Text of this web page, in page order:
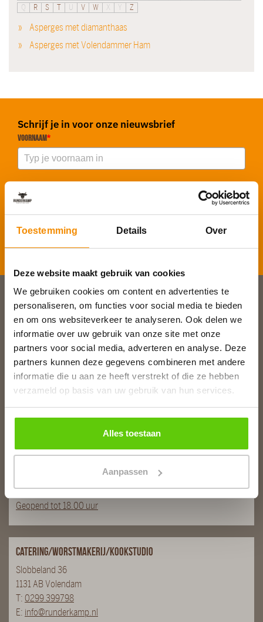
Toestemming Details Over
Deze website maakt gebruik van cookies
We gebruiken cookies om content en advertenties te
personaliseren, om functies voor social media te bieden
en om ons websiteverkeer te analyseren. Ook delen we
informatie over uw gebruik van onze site met onze
partners voor social media, adverteren en analyse. Deze
partners kunnen deze gegevens combineren met andere
informatie die u aan ze heeft verstrekt of die ze hebben
verzameld op basis van uw gebruik van hun services.
Alles toestaan
Aanpassen
Q
R S T U V W X Y Z
Asperges met diamanthaas
Asperges met Volendammer Ham
Schrijf je in voor onze nieuwsbrief
Voornaam*
Slagerij van Baar
Burg. Van Baarstraat 10
0299 - 363312
E:
info@runderkamp.nl
Geopend tot 18.00 uur
De Stient 14A
E:info@runderkamp.nl
Geopend tot 18.00 uur
Catering/Worstmakerij/Kookstudio
Slobbeland 36
1131 AB Volendam
T: 0299 399798
E: info@runderkamp.nl